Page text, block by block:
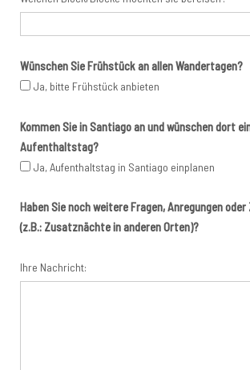
Wünschen Sie Frühstück an allen Wandertagen?
Ja, bitte Frühstück anbieten
Kommen Sie in Santiago an und wünschen dort
Aufenthaltstag?
Ja, Aufenthaltstag in Santiago einplanen
Haben Sie noch weitere Fragen, Anregungen
(z.B.: Zusatznächte in anderen Orten)?
Ihre Nachricht: